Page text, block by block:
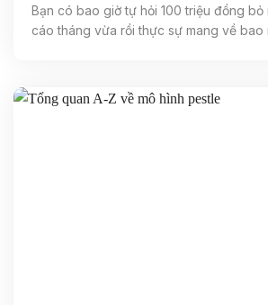
Bạn có bao giờ tự hỏi 100 triệu đồng
cáo tháng vừa rồi thực sự mang về bao